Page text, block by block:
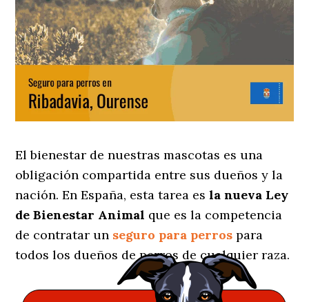
El bienestar de nuestras mascotas es una
obligación compartida entre sus dueños y la
nación. En España, esta tarea esla nueva Ley
de Bienestar Animal que es la competencia
de contratar un seguro para perros para
todos los dueños de perros de cualquier raza.